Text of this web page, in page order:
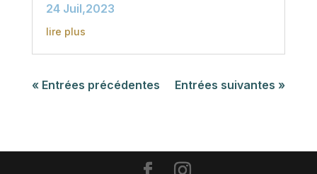
24 Juil,2023
lire plus
« Entrées précédentes Entrées suivantes »